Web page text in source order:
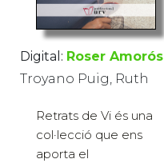
Digital: Roser Amorós
Troyano Puig, Ruth
Retrats de Vi és una
col·lecció que ens
aporta el